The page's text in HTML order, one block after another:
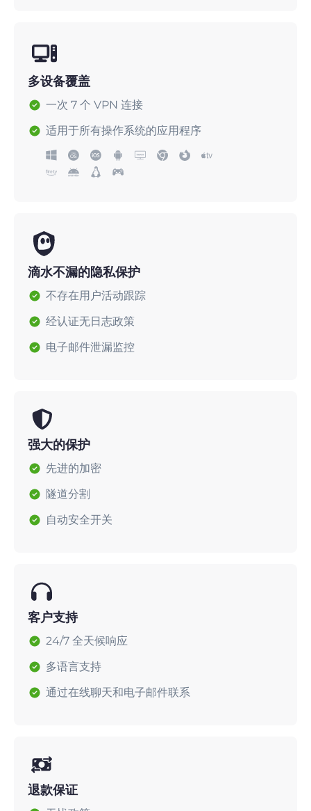
多设备覆盖
一次 7 个 VPN 连接
适用于所有操作系统的应用程序
滴水不漏的隐私保护
不存在用户活动跟踪
经认证无日志政策
电子邮件泄漏监控
强大的保护
先进的加密
隧道分割
自动安全开关
客户支持
24/7 全天候响应
多语言支持
通过在线聊天和电子邮件联系
退款保证